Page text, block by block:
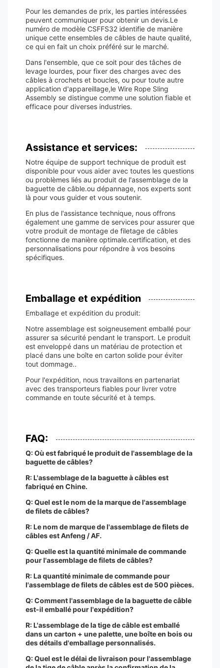
Pour les demandes de prix, les parties intéressées
peuvent communiquer pour obtenir un devis.Le
numéro de modèle CSFFS32 identifie de manière
unique cette ensembles de câbles de haute qualité,
ce qui en fait un choix préféré sur le marché.
Dans l'ensemble, que ce soit pour des tâches de
levage lourdes, pour fixer des charges avec des
câbles à crochets et boucles, ou pour toute autre
application d'appareillage,le Wire Rope Sling
Assembly se distingue comme une solution fiable et
efficace pour diverses industries.
Assistance et services:
Notre équipe de support technique de produit est
disponible pour vous aider avec toutes les questions
ou problèmes liés au produit de l'assemblage de la
baguette de câble.ou dépannage, nos experts sont
là pour vous guider et vous soutenir.
En plus de l'assistance technique, nous offrons
également une gamme de services pour assurer que
votre produit de montage de filetage de câbles
fonctionne de manière optimale.certification, et des
personnalisations pour répondre à vos besoins
spécifiques.
Emballage et expédition
Emballage et expédition du produit:
Notre assemblage est soigneusement emballé pour
assurer sa sécurité pendant le transport. Le produit
est enveloppé dans un matériau de protection et
placé dans une boîte en carton solide pour éviter
tout dommage..
Pour l'expédition, nous travaillons en partenariat
avec des transporteurs fiables pour livrer votre
commande en toute sécurité et à temps.
FAQ:
Q: Où est fabriqué le produit de l'assemblage de la
baguette de câbles?
R: L'assemblage de la baguette à câbles est
fabriqué en Chine.
Q: Quel est le nom de la marque de l'assemblage
de filets de câbles?
R: Le nom de marque de l'assemblage de filets de
câbles est Anfeng / AF.
Q: Quelle est la quantité minimale de commande
pour l'assemblage de filets de câbles?
R: La quantité minimale de commande pour
l'assemblage de filets de câbles est de 500 pièces.
Q: Comment l'assemblage de la baguette de câble
est-il emballé pour l'expédition?
R: L'assemblage de la tige de câble est emballé
dans un carton + une palette, une boîte en bois ou
des détails d'emballage personnalisés.
Q: Quel est le délai de livraison pour l'assemblage